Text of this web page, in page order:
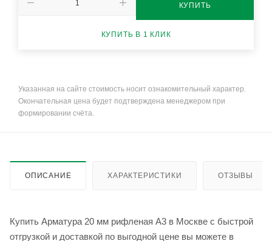
КУПИТЬ
КУПИТЬ В 1 КЛИК
Указанная на сайте стоимость носит ознакомительный характер.
Окончательная цена будет подтверждена менеджером при
формировании счёта.
ОПИСАНИЕ ХАРАКТЕРИСТИКИ ОТЗЫВЫ
Купить Арматура 20 мм рифленая А3 в Москве с быстрой
отгрузкой и доставкой по выгодной цене вы можете в